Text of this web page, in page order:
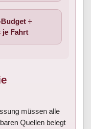
÷
Fahrt
müssen alle
Quellen belegt